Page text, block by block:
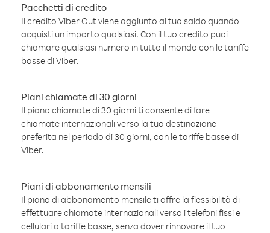
Pacchetti di credito
Il credito Viber Out viene aggiunto al tuo saldo quando
acquisti un importo qualsiasi. Con il tuo credito puoi
chiamare qualsiasi numero in tutto il mondo con le tariffe
basse di Viber.
Piani chiamate di 30 giorni
Il piano chiamate di 30 giorni ti consente di fare
chiamate internazionali verso la tua destinazione
preferita nel periodo di 30 giorni, con le tariffe basse di
Viber.
Piani di abbonamento mensili
Il piano di abbonamento mensile ti offre la flessibilità di
effettuare chiamate internazionali verso i telefoni fissi e
cellulari a tariffe basse, senza dover rinnovare il tuo